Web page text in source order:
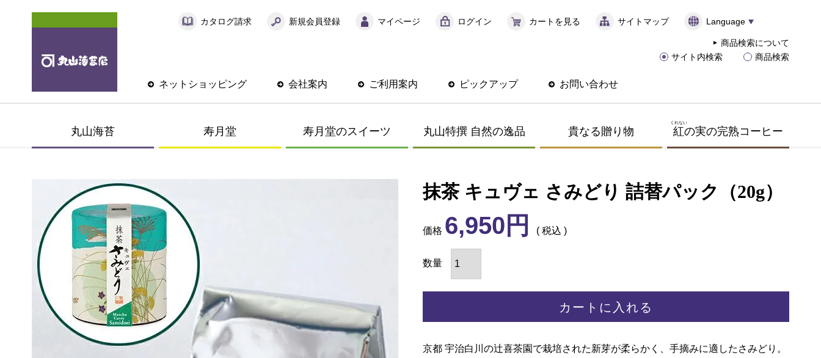
カタログ請求 新規会員登録 マイページ ログイン カートを見る サイトマップ Language
ネットショッピング 会社案内 ご利用案内 ピックアップ お問い合わせ
商品検索について
サイト内検索
商品検索
丸山海苔 寿月堂 寿月堂のスイーツ 丸山特撰 自然の逸品 貴なる贈り物 紅
くれない
の実の完熟コーヒー
抹茶 キュヴェ さみどり 詰替パック（20g）
価格 6,950 税込
カートに入れる
京都 宇治白川の辻喜茶園で栽培された新芽が柔らかく、手摘みに適したさみどり。